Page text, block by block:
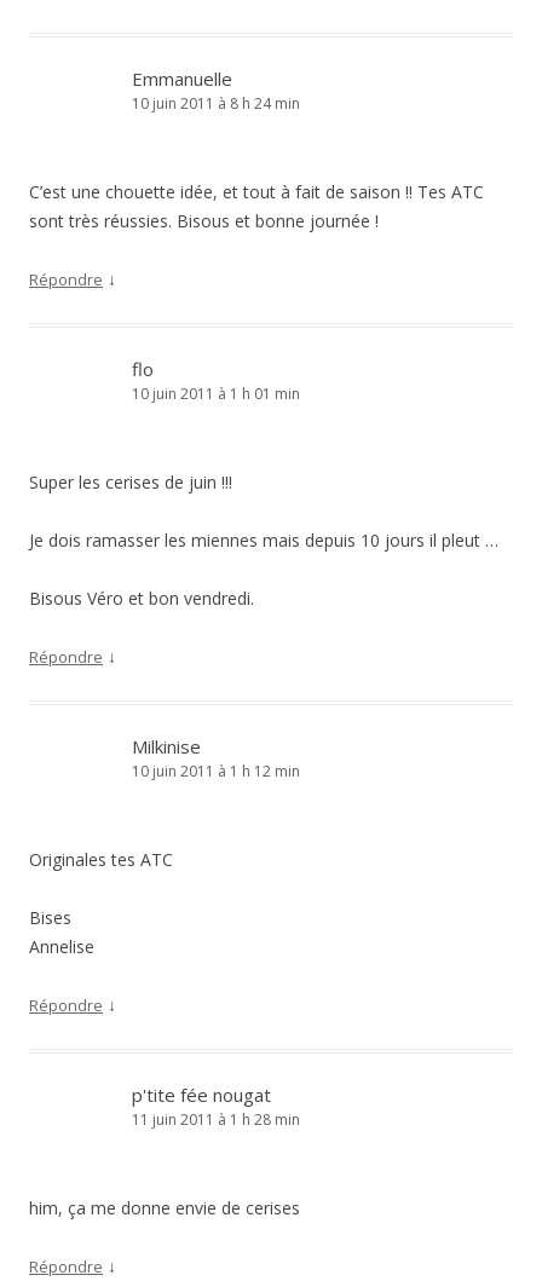
Emmanuelle
10 juin 2011 à 8 h 24 min
C’est une chouette idée, et tout à fait de saison !! Tes ATC
sont très réussies. Bisous et bonne journée !
Répondre ↓
flo
10 juin 2011 à 1 h 01 min
Super les cerises de juin !!!
Je dois ramasser les miennes mais depuis 10 jours il pleut …
Bisous Véro et bon vendredi.
Répondre ↓
Milkinise
10 juin 2011 à 1 h 12 min
Originales tes ATC
Bises
Annelise
Répondre ↓
p'tite fée nougat
11 juin 2011 à 1 h 28 min
him, ça me donne envie de cerises
Répondre ↓